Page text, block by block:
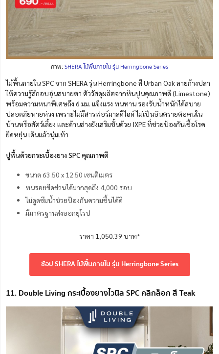
ภาพ:SHERA ไม้พื้นภายใน รุ่น Herringbone Series
ไม้พื้นภายใน SPC จาก SHERA รุ่น Herringbone สี Urban Oak ลายก้างปลา
ให้ความรู้สึกอบอุ่นสบายตา ตัววัสดุผลิตจากหินปูนคุณภาพดี (Limestone)
พร้อมความหนาพิเศษถึง 6 มม. แข็งแรง ทนทาน รองรับน้ำหนักได้สบาย
ปลอดภัยหายห่วง เพราะไม่มีสารฟอร์มาลดีไฮด์ ไม่เป็นอันตรายต่อคนใน
บ้านหรือสัตว์เลี้ยง และด้านล่างยังเสริมชั้นด้วย IXPE ที่ช่วยป้องกันเชื้อโรค
ยืดหยุ่น เดินแล้วนุ่มเท้า
ปูพื้นด้วยกระเบื้องยาง SPC คุณภาพดี
ขนาด 63.50 x 12.50 เซนติเมตร
ทนรอยขีดข่วนได้มากสุดถึง 4,000 รอบ
ไม่ดูดซึมน้ำช่วยป้องกันความชื้นได้ดี
มีมาตรฐานส่งออกยุโรป
ราคา 1,050.39 บาท*
ช้อป SHERA ไม้พื้นภายใน รุ่น Herringbone Series
11. Double Living กระเบื้องยางไวนิล SPC คลิกล็อก สี Teak